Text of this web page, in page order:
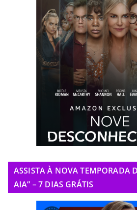
ASSISTA À NOVA TEMPORADA
AIA” – 7 DIAS GRÁTIS